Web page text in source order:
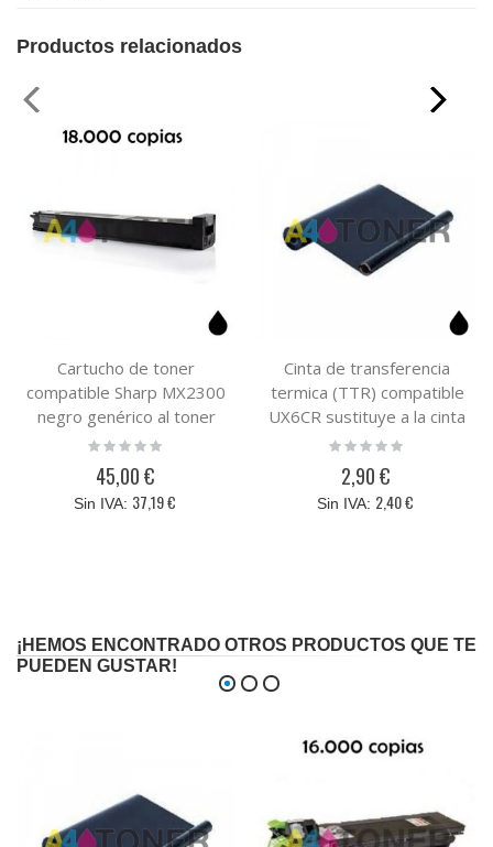
Productos relacionados
Cartucho de toner
compatible Sharp MX2300
negro genérico al toner
original MX27GTBA
Rating:
45,00 €
37,19 €
Cinta de transferencia
termica (TTR) compatible
UX6CR sustituye a la cinta
de transferencia termica
original UX-6CR
Rating:
2,90 €
2,40 €
¡HEMOS ENCONTRADO OTROS PRODUCTOS QUE TE
PUEDEN GUSTAR!